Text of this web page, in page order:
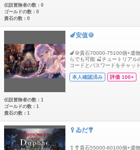
伝説冒険者の数：0
ゴールドの数：0
貴石の数：0
🍆安值🍪
🍆🍪貴石70000-75100個+遺
らでも可能 🍒チュートリア
コードとパスワードをチャッ
ご自身で必ず再設定をお願い
本人確認済み 評価 100+
伝説冒険者の数：1
ゴールドの数：1
貴石の数：1
🥄ゐだ🎐
🥄🎐貴石55000-60100個+遺